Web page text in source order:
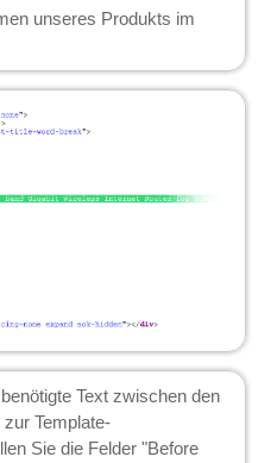
unseres Produkts im
Text zwischen den
Template-
Sie die Felder "Before